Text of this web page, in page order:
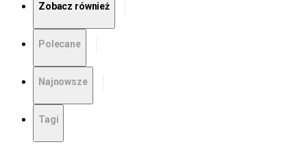
Zobacz również
Polecane
Najnowsze
Tagi